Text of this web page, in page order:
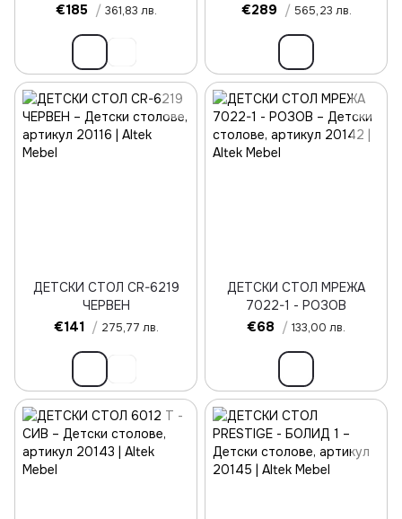
€185 / 361,83 лв. €289 / 565,23 лв.
ДЕТСКИ СТОЛ CR-6219
ЧЕРВЕН
€141 / 275,77 лв.
ДЕТСКИ СТОЛ МРЕЖА
7022-1 - РОЗОВ
€68 / 133,00 лв.